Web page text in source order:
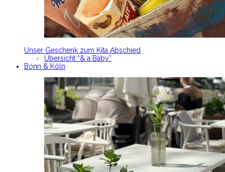
Unser Geschenk zum Kita Abschied
Übersicht “& a Baby”
Bonn & Köln